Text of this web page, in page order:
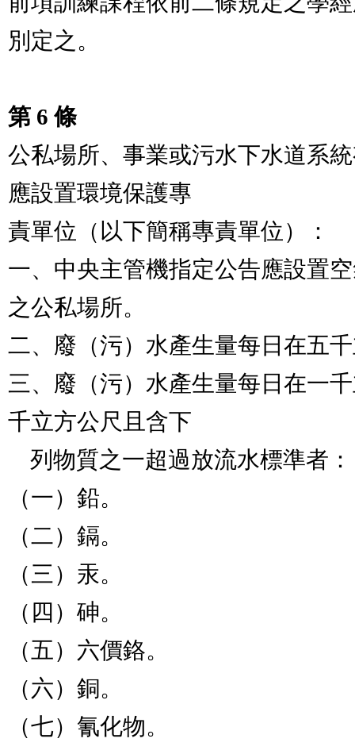
別定之。
第 6 條
公私場所、事業或污水下水道系
應設置環境保護專
責單位（以下簡稱專責單位）：
一、中央主管機指定公告應設置
之公私場所。
二、廢（污）水產生量每日在五
三、廢（污）水產生量每日在一
千立方公尺且含下
（一）鉛。
（二）鎘。
（三）汞。
（四）砷。
（五）六價鉻。
（六）銅。
（七）氰化物。